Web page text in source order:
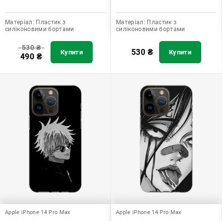
Матеріал: Пластик з
силіконовими бортами
530₴
490 ₴ Купити
Матеріал: Пластик з
силіконовими бортами
530 ₴ Купити
Apple iPhone 14 Pro Max Apple iPhone 14 Pro Max